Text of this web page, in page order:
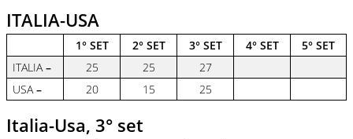
ITALIA-USA
1° SET 2° SET 3° SET 4° SET
5° SET
ITALIA– 25 25
27
USA– 20 15 25
Italia-Usa, 3° set